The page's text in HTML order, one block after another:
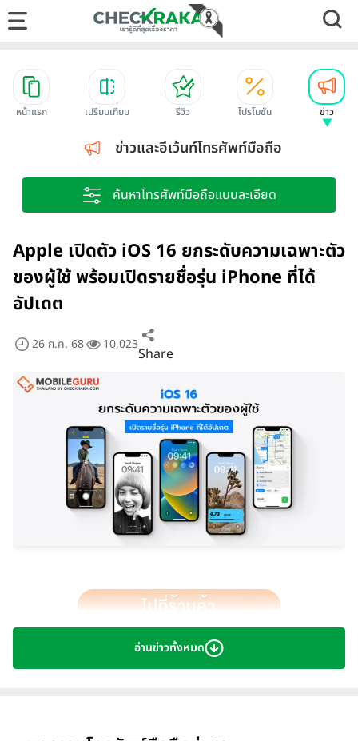
หน้าแรก เปรียบเทียบ รีวิว โปรโมชั่น ข่าว
ข่าวและอีเว้นท์โทรศัพท์มือถือ
ค้นหาโทรศัพท์มือถือแบบละเอียด
Apple เปิดตัว iOS 16 ยกระดับความเฉพาะตัว
ของผู้ใช้ พร้อมเปิดรายชื่อรุ่น iPhone ที่ได้
อัปเดต
26 ก.ค. 68 10,023Share
iOS 16เวอร์ชั่นเต็มอย่างเป็นทางการ หลังปล่อย
เวอร์ชั่น Beta ให้ทดลองกันมาสักระยะ โดยมาพร้อมคุณสมบัติใหม่
อ่านข่าวทั้งหมด